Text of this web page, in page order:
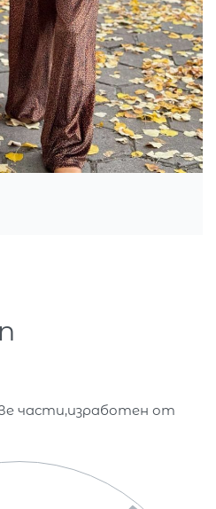
части,изработен от